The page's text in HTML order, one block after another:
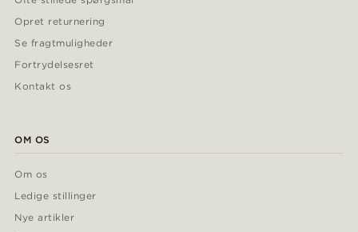
Opret returnering
Se fragtmuligheder
Fortrydelsesret
Kontakt os
OM OS
Om os
Ledige stillinger
Nye artikler